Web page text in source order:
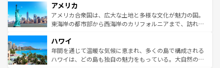
ンツ一覧を参照してほしい。
の建物がそのまま残る町や、スイスならではのユニークな
博物館もあり、アルプス観光だけでなく町歩きも満喫する
ことができる。国民の所得が高いため物価も高いが、旅行
ば市内交通費無料で観光を楽しむこともできる。 なお、新
着のスイス情報はコンテンツ一覧 を参照してほしい。
アメリカ
アメリカ合衆国は、広大な土地と多様な文化が魅力の国。
東海岸の都市部から西海岸のカリフォルニアまで、訪れる
のような巨大都市は、観光、ショッピング、エンターテイ
ンメントが詰まった刺激的なスポットだ。一方、アメリカ
西部には大自然が広がり、グランドキャニオンやイエロー
ハワイ
年間を通じて温暖な気候に恵まれ、多くの島で構成される
ハワイは、どの島も独自の魅力をもっている。大自然の神